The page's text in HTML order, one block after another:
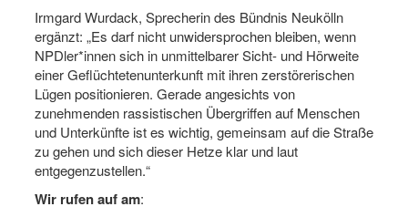
Irmgard Wurdack, Sprecherin des Bündnis Neukölln
ergänzt: „Es darf nicht unwidersprochen bleiben, wenn
NPDler*innen sich in unmittelbarer Sicht- und Hörweite
einer Geflüchtetenunterkunft mit ihren zerstörerischen
Lügen positionieren. Gerade angesichts von
zunehmenden rassistischen Übergriffen auf Menschen
und Unterkünfte ist es wichtig, gemeinsam auf die Straße
zu gehen und sich dieser Hetze klar und laut
entgegenzustellen.“
Wir rufen auf am: